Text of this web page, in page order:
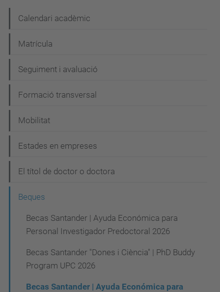
a
v
g
a
i
ó
Calendari acadèmic
Matrícula
Seguiment i avaluació
Formació transversal
Mobilitat
Estades en empreses
El títol de doctor o doctora
Beques
Becas Santander | Ayuda Económica para
Personal Investigador Predoctoral 2026
Becas Santander "Dones i Ciència" | PhD Buddy
Program UPC 2026
Becas Santander | Ayuda Económica para